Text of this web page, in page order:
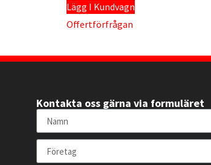
Lägg I Kundvagn
Offertförfrågan
Kontakta oss gärna via formuläret